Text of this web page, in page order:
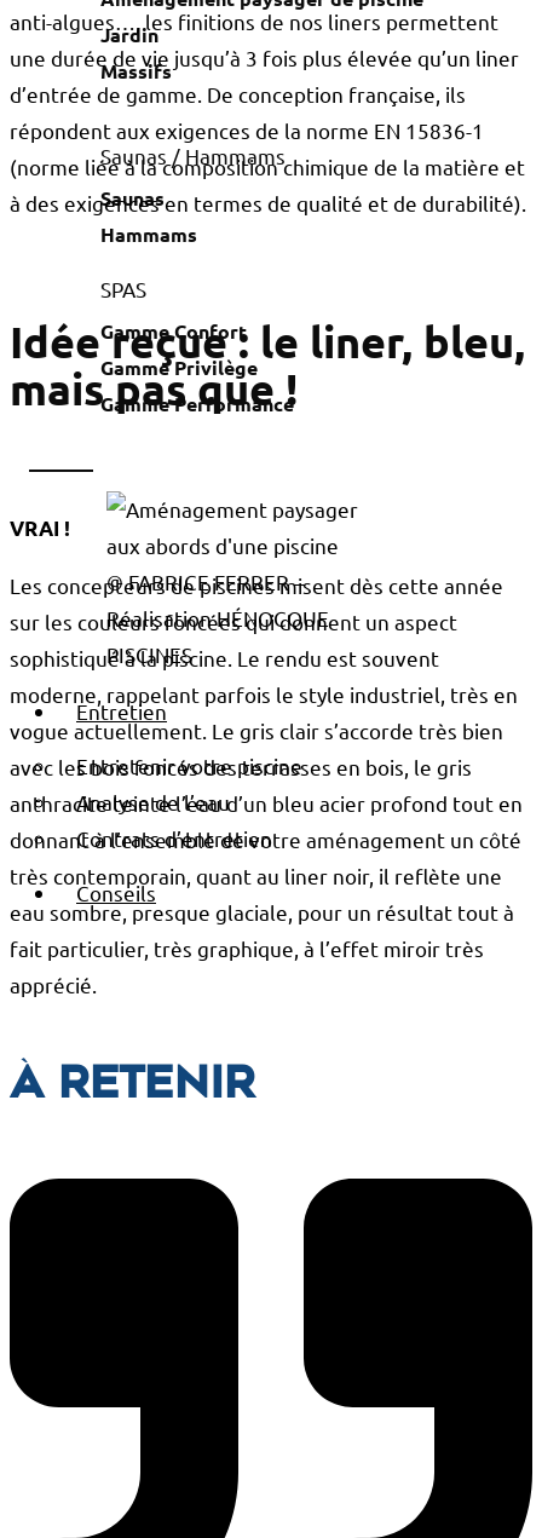
Jardin
Massifs
Saunas / Hammams
Saunas
Hammams
SPAS
Gamme Confort
Gamme Privilège
Gamme Performance
© FABRICE FERRER –
Réalisation HÉNOCQUE
PISCINES
Entretien
Entretenir votre piscine
Analyse de l’eau
Contrats d’entretien
Conseils
anti-algues…, les finitions de nos liners permettent
une durée de vie jusqu’à 3 fois plus élevée qu’un liner
d’entrée de gamme. De conception française, ils
répondent aux exigences de la norme EN 15836-1
(norme liée à la composition chimique de la matière et
à des exigences en termes de qualité et de durabilité).
Idée reçue : le liner, bleu,
mais pas que !
VRAI !
Les concepteurs de piscines misent dès cette année
sur les couleurs foncées qui donnent un aspect
sophistiqué à la piscine. Le rendu est souvent
moderne, rappelant parfois le style industriel, très en
vogue actuellement. Le gris clair s’accorde très bien
avec les bois foncés des terrasses en bois, le gris
anthracite teinte l’eau d’un bleu acier profond tout en
donnant à l’ensemble de votre aménagement un côté
très contemporain, quant au liner noir, il reflète une
eau sombre, presque glaciale, pour un résultat tout à
fait particulier, très graphique, à l’effet miroir très
apprécié.
À retenir